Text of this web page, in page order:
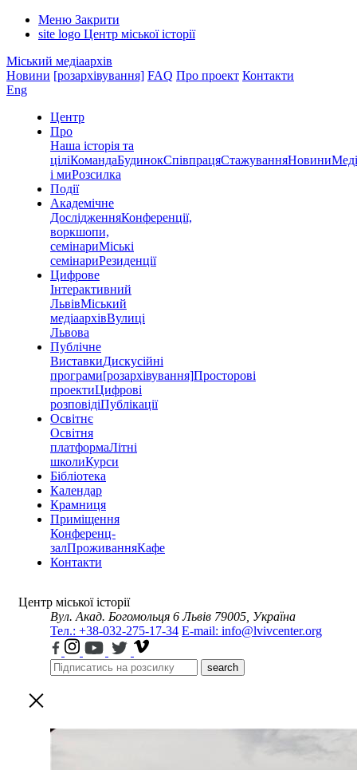
Меню Закрити
site logo Центр міської історії
Міський медіаархів
Новини [розархівування] FAQ Про проект Контакти
Eng
Центр
Про
Наша історія та
ціліКомандаБудинокСпівпрацяСтажуванняНовини
і миРозсилка
Події
Академічне
ДослідженняКонференції,
воркшопи,
семінариМіські
семінариРезиденції
Цифрове
Інтерактивний
ЛьвівМіський
медіаархівВулиці
Львова
Публічне
ВиставкиДискусійні
програми[розархівування]Просторові
проектиЦифрові
розповідіПублікації
Освітнє
Освітня
платформаЛітні
школиКурси
Бібліотека
Календар
Крамниця
Приміщення
Конференц-
залПроживанняКафе
Контакти
Центр міської історії
Вул. Акад. Богомольця 6 Львів 79005, Україна
Тел.: +38-032-275-17-34 E-mail: info@lvivcenter.org
search